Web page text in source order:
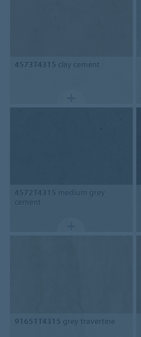
4573T4315 clay cement
4572T4315 medium grey
cement
91651T4315 grey travertine